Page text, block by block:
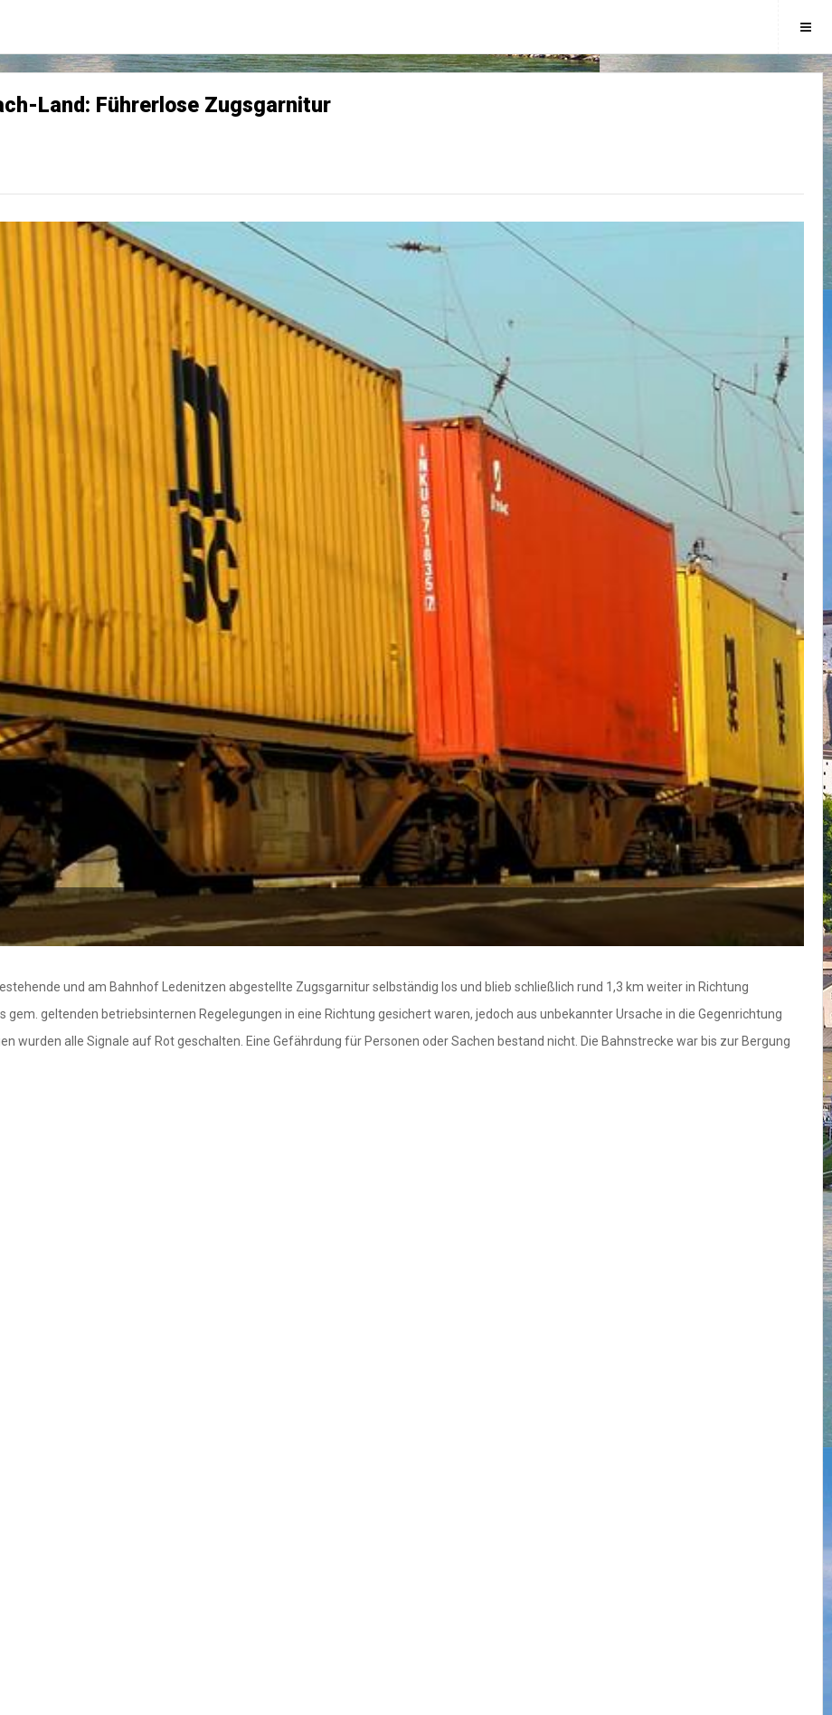
Land: Führerlose Zugsgarnitur
und am Bahnhof Ledenitzen abgestellte Zugsgarnitur selbständig los und blieb schließlich rund 1,3 km weiter in Richtung
gem. geltenden betriebsinternen Regelegungen in eine Richtung gesichert waren, jedoch aus unbekannter Ursache in die Gegenrichtung
wurden alle Signale auf Rot geschalten. Eine Gefährdung für Personen oder Sachen bestand nicht. Die Bahnstrecke war bis zur Bergung